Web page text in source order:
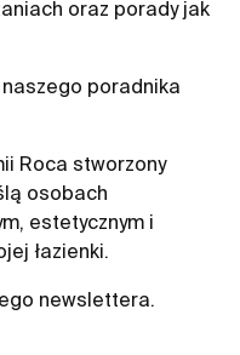
oraz porady jak
poradnika
Roca stworzony
osobach
estetycznym i
łazienki.
newslettera.